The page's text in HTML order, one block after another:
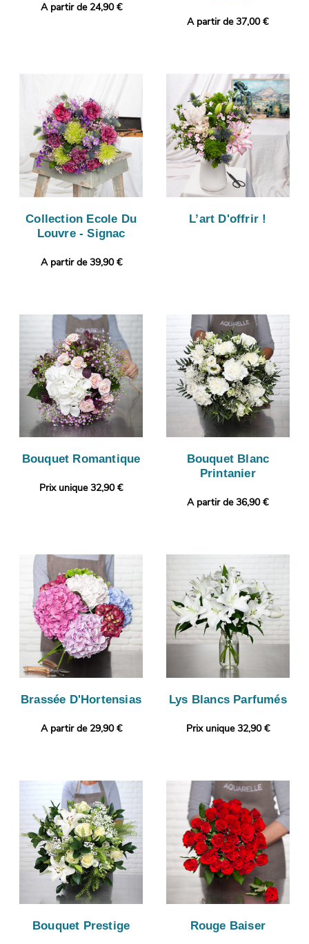
A partir de 24,90 €
A partir de 37,00 €
Collection Ecole Du
Louvre - Signac
A partir de 39,90 €
L’art D'offrir !
Bouquet Romantique
Prix unique 32,90 €
Bouquet Blanc
Printanier
A partir de 36,90 €
Brassée D'Hortensias
A partir de 29,90 €
Lys Blancs Parfumés
Prix unique 32,90 €
Bouquet Prestige Rouge Baiser